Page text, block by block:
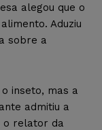
alegou que o
Aduziu
sobre a
inseto, mas a
admitiu a
o relator da